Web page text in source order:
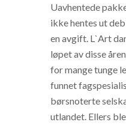
Uavhentede
ikke hentes ut
en avgift. L`Art
løpet av disse
for mange tunge
funnet
børsnoterte
utlandet. Ellers